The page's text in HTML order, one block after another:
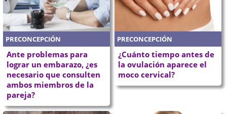
PRECONCEPCIÓN
Ante problemas para
lograr un embarazo, ¿es
necesario que consulten
ambos miembros de la
pareja?
PRECONCEPCIÓN
¿Cuánto tiempo antes de
la ovulación aparece el
moco cervical?